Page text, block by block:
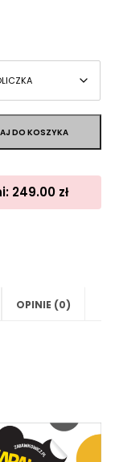
249.00 zł
OPINIE (0)